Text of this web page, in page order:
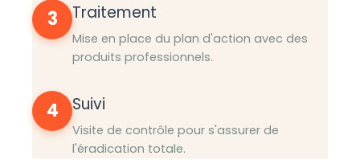
3 Traitement
Mise en place du plan d'action avec des
produits professionnels.
4 Suivi
Visite de contrôle pour s'assurer de
l'éradication totale.